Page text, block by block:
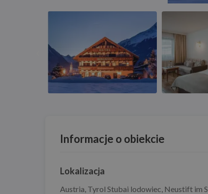
Informacje o obiekcie
Lokalizacja
Austria Tyrol Stubai lodowiec Neustift im